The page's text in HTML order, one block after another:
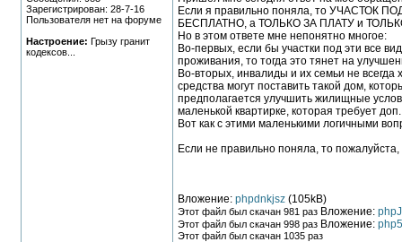
Зарегистрирован: 28-7-16
Пользователя нет на форуме
Настроение: Грызу гранит
кодексов...
Если я правильно поняла, то УЧАСТОК
БЕСПЛАТНО, а ТОЛЬКО ЗА ПЛАТУ и
Но в этом ответе мне непонятно многое:
Во-первых, если бы участки под эти все
проживания, то тогда это тянет на
Во-вторых, инвалиды и их семьи не
средства могут поставить такой дом,
предполагается улучшить жилищные
маленькой квартирке, которая требует
Вот как с этими маленькими логичными
Если не правильно поняла, то
Вложение: phpdnkjsz(105kB)
Этот файл был скачан 981 раз Вложение:
Этот файл был скачан 998 раз Вложение:
Этот файл был скачан 1035 раз